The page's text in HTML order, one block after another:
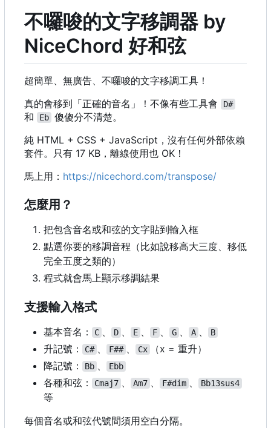
不囉唆的文字移調器 by
NiceChord 好和弦
超簡單、無廣告、不囉唆的文字移調工具！
真的會移到「正確的音名」！不像有些工具會
D#
和 Eb 傻傻分不清楚。
純 HTML + CSS + JavaScript ， 沒有任何外部依賴
套件。只有 17 KB ， 離線使用也 OK ！
馬上用： https://nicechord.com/transpose/
怎麼用？
把包含音名或和弦的文字貼到輸入框
點選你要的移調音程（比如說移高大三度、移低
完全五度之類的）
程式就會馬上顯示移調結果
支援輸入格式
基本音名： C 、 D 、 E 、 F 、 G 、 A 、 B
升記號： C# 、 F## 、 Cx （x = 重升）
降記號：
Bb 、 Ebb
各種和弦： Cmaj7 、 Am7 、 F#dim 、 Bb13sus4
等
每個音名或和弦代號間須用空白分隔。